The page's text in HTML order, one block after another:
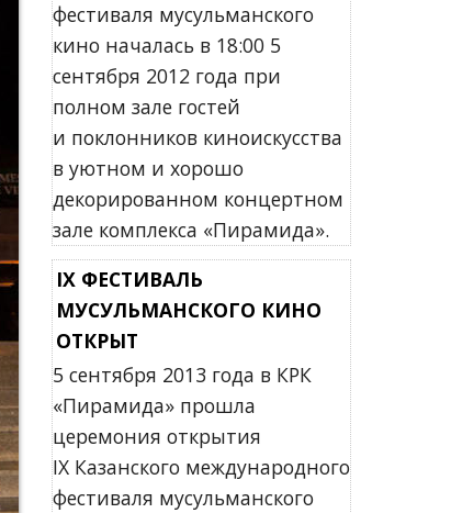
фестиваля мусульманского
кино началась в 18:00 5
сентября 2012 года при
полном зале гостей
и поклонников киноискусства
в уютном и хорошо
декорированном концертном
зале комплекса «Пирамида».
IX ФЕСТИВАЛЬ
МУСУЛЬМАНСКОГО КИНО
ОТКРЫТ
5 сентября 2013 года в КРК
«Пирамида» прошла
церемония открытия
IX Казанского международного
фестиваля мусульманского